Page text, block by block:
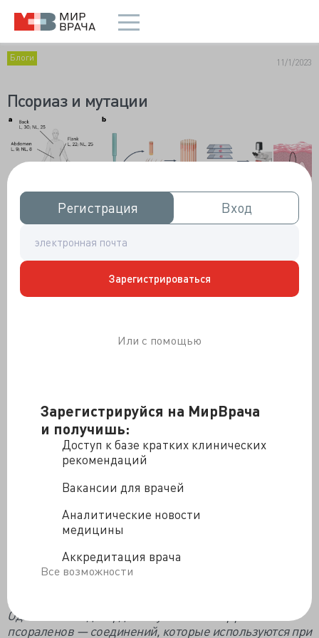
Зарегистрируйся на МирВрача
и получишь:
Доступ к базе кратких клинических
рекомендаций
Вакансии для врачей
Аналитические новости
медицины
Аккредитация врача
Все возможности
Регистрация
Регистрация Вход
Вход
Зарегистрироваться
Или с помощью
Блоги 11/1/2023
Псориаз и мутации
Еще она теория этиологии псориазапохоже на то, что
не подверждается.
Международный коллектив изучил связь между
соматическими мутациями в кератиноцитах и
развитием псориаза. Исследователи не обнаружили
крупномасштабного распространения клонов
им конкурентное преимущество перед соседями.
Однако они подтвердили мутагенный эффект
псораленов — соединений, которые используются при